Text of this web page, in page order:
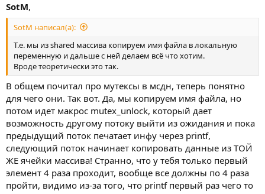
SotM,
SotM написал(а):
Т.е. мы из shared массива копируем имя файла в локальную
переменную и дальше с ней делаем всё что хотим.
Вроде теоретически это так.
В общем почитал про мутексы в мсдн, теперь понятно
для чего они. Так вот. Да, мы копируем имя файла, но
потом идет макрос mutex_unlock, который дает
возможность другому потоку выйти из ожидания и пока
предыдущий поток печатает инфу через printf,
следующий поток начинает копировать данные из ТОЙ
ЖЕ ячейки массива! Странно, что у тебя только первый
элемент 4 раза проходит, вообще все должны по 4 раза
пройти, видимо из-за того, что printf первый раз чего то